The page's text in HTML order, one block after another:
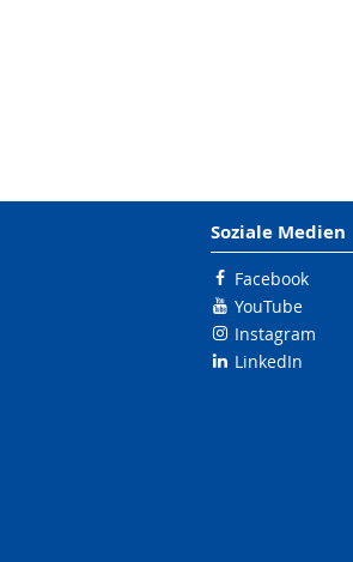
Soziale Medien
Facebook
YouTube
Instagram
LinkedIn